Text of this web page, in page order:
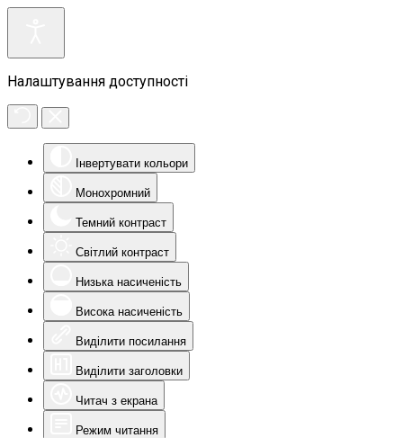
Налаштування доступності
Інвертувати кольори
Монохромний
Темний контраст
Світлий контраст
Низька насиченість
Висока насиченість
Виділити посилання
Виділити заголовки
Читач з екрана
Режим читання